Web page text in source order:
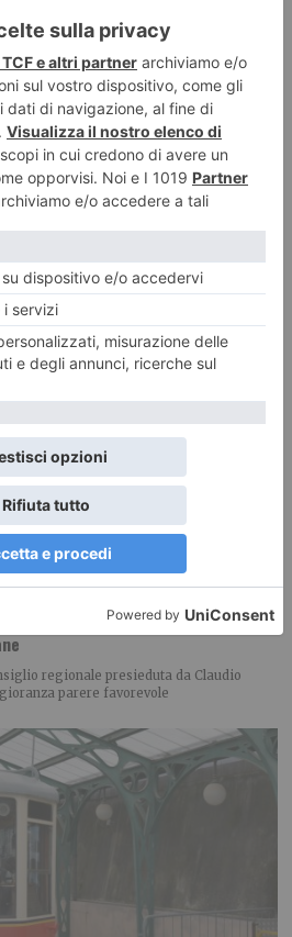
acustici e chiamata per
saranno dotati di nuovi dispositivi
Regione nuovi fondi per servizi e
regionale presieduta da Claudio
parere favorevole